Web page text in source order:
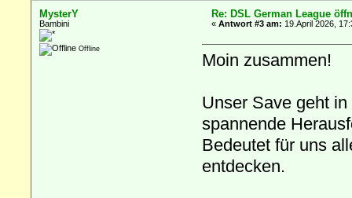
MysterY
Bambini
Offline
Re: DSL German League
«Antwort #3 am: 19.April 2026,
Moin zusammen!
Unser Save geht
spannende
Bedeutet für uns
entdecken.